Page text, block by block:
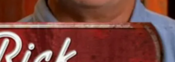
de 2015, 09:40